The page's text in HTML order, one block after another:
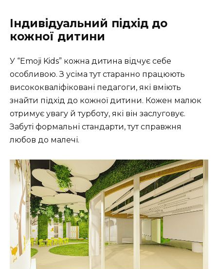
Індивідуальний підхід до
кожної дитини
У “Emoji Kids” кожна дитина відчує себе
особливою. З усіма тут старанно працюють
висококваліфіковані педагоги, які вміють
знайти підхід до кожної дитини. Кожен малюк
отримує увагу й турботу, які він заслуговує.
Забуті формальні стандарти, тут справжня
любов до малечі.